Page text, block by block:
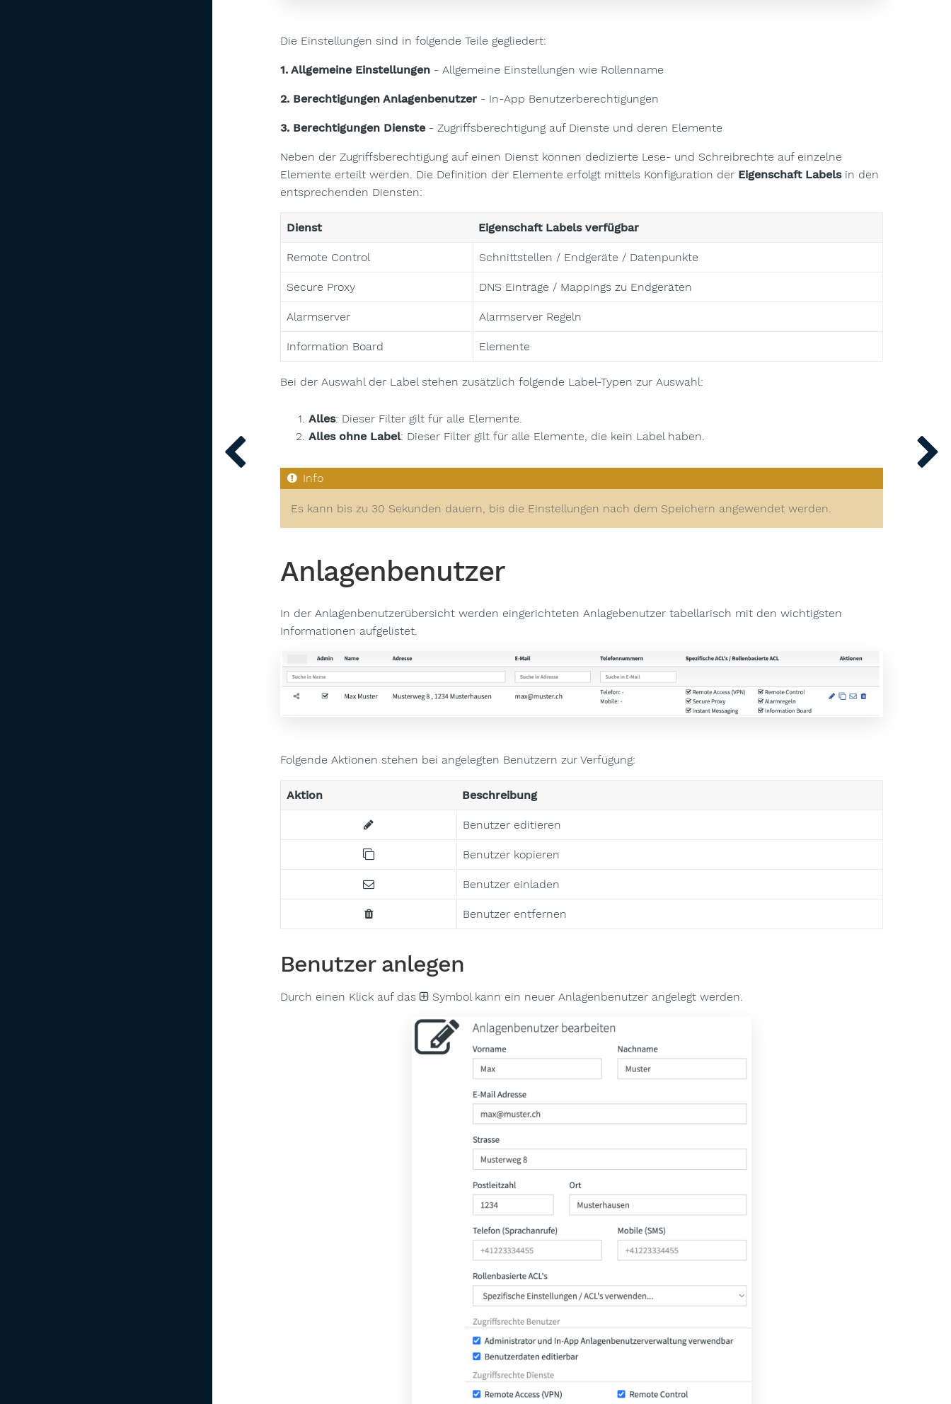
Die Einstellungen sind in folgende Teile gegliedert:
1. Allgemeine Einstellungen - Allgemeine Einstellungen wie Rollenname
2. Berechtigungen Anlagenbenutzer - In-App Benutzerberechtigungen
3. Berechtigungen Dienste - Zugriffsberechtigung auf Dienste und deren Elemente
Neben der Zugriffsberechtigung auf einen Dienst können dedizierte Lese- und Schreibrechte auf einzelne
Elemente erteilt werden. Die Definition der Elemente erfolgt mittels Konfiguration der Eigenschaft Labelsin den
entsprechenden Diensten:
Dienst Eigenschaft Labels verfügbar
Remote Control Schnittstellen / Endgeräte / Datenpunkte
Secure Proxy DNS Einträge / Mappings zu Endgeräten
Alarmserver Alarmserver Regeln
Information Board Elemente
Bei der Auswahl der Label stehen zusätzlich folgende Label-Typen zur Auswahl:
Alles: Dieser Filter gilt für alle Elemente.
Alles ohne Label: Dieser Filter gilt für alle Elemente, die kein Label haben.
Es kann bis zu 30 Sekunden dauern, bis die Einstellungen nach dem Speichern angewendet werden.
Anlagenbenutzer
In der Anlagenbenutzerübersicht werden eingerichteten Anlagebenutzer tabellarisch mit den wichtigsten
Informationen aufgelistet.
Folgende Aktionen stehen bei angelegten Benutzern zur Verfügung:
Aktion Beschreibung
Benutzer editieren
Benutzer kopieren
Benutzer einladen
Benutzer entfernen
Benutzer anlegen
Durch einen Klick auf das Symbol kann ein neuer Anlagenbenutzer angelegt werden.